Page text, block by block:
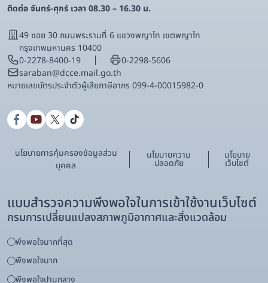
ติดต่อ จันทร์-ศุกร์ เวลา 08.30 – 16.30 น.
49 ซอย 30 ถนนพระรามที่ 6 แขวงพญาไท เขตพญาไท
กรุงเทพมหานคร 10400
0-2278-8400-19
0-2298-5606
saraban@dcce.mail.go.th
หมายเลขบัตรประจําตัวผู้เสียภาษีอากร 099-4-00015982-0
นโยบายการคุ้มครองข้อมูลส่วน
บุคคล
นโยบายความ
ปลอดภัย
นโยบาย
เว็บไซต์
แบบสำรวจความพึงพอใจในการเข้าใช้งานเว็บไซต์
กรมการเปลี่ยนแปลงสภาพภูมิอากาศและสิ่งแวดล้อม
พึงพอใจมากที่สุด
พึงพอใจมาก
พึงพอใจปานกลาง